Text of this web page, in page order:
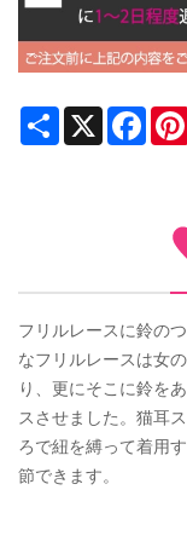
Share X
フリルレースに鈴の
なフリルレースは女
り、更にそこに鈴を
スさせました。猫耳
ろで紐を縛って着用
節できます。